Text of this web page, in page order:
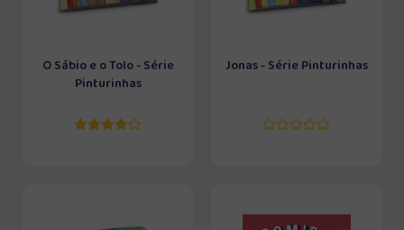
O Sábio e o Tolo - Série
Pinturinhas
Jonas - Série Pinturinhas